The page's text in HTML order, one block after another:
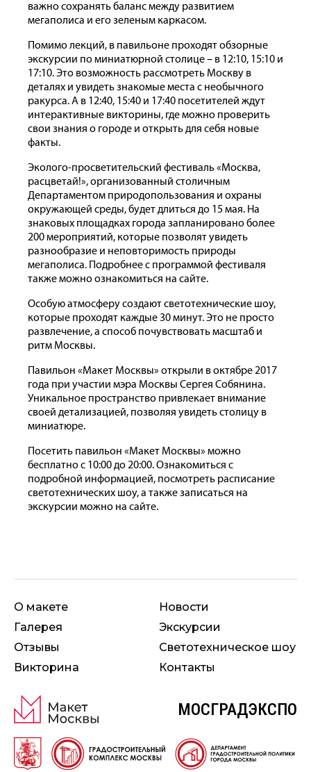
важно сохранять баланс между развитием
мегаполиса и его зеленым каркасом.
Помимо лекций, в павильоне проходят обзорные
экскурсии по миниатюрной столице – в 12:10, 15:10 и
17:10. Это возможность рассмотреть Москву в
деталях и увидеть знакомые места с необычного
ракурса. А в 12:40, 15:40 и 17:40 посетителей ждут
интерактивные викторины, где можно проверить
свои знания о городе и открыть для себя новые
факты.
Эколого-просветительский фестиваль «Москва,
расцветай!», организованный столичным
Департаментом природопользования и охраны
окружающей среды, будет длиться до 15 мая. На
знаковых площадках города запланировано более
200 мероприятий, которые позволят увидеть
разнообразие и неповторимость природы
мегаполиса. Подробнее с программой фестиваля
также можно ознакомиться на сайте.
Особую атмосферу создают светотехнические шоу,
которые проходят каждые 30 минут. Это не просто
развлечение, а способ почувствовать масштаб и
ритм Москвы.
Павильон «Макет Москвы» открыли в октябре 2017
года при участии мэра Москвы Сергея Собянина.
Уникальное пространство привлекает внимание
своей детализацией, позволяя увидеть столицу в
миниатюре.
Посетить павильон «Макет Москвы» можно
бесплатно с 10:00 до 20:00. Ознакомиться с
подробной информацией, посмотреть расписание
светотехнических шоу, а также записаться на
экскурсии можно на сайте.
О макете
Галерея
Отзывы
Викторина
Новости
Экскурсии
Свето­техническое шоу
Контакты
МОСГРАДЭКСПО